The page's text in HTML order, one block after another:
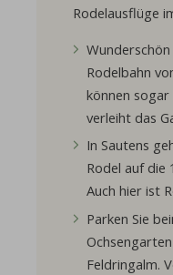
Rodelausflüge
Rodelbahn
können
verleiht das
In Sautens
Rodel auf die
Auch hier ist
Parken Sie
Feldringalm.